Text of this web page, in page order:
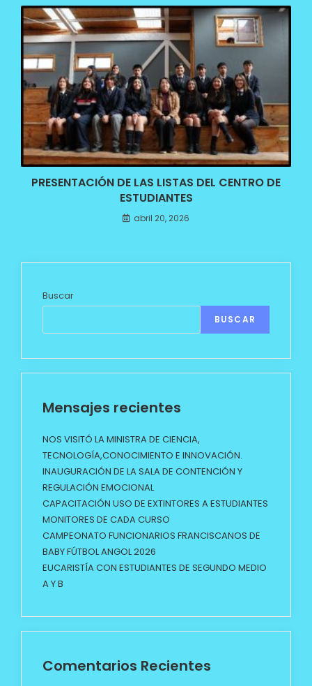
PRESENTACIÓN DE LAS LISTAS DEL CENTRO DE
ESTUDIANTES
abril 20, 2026
Buscar
BUSCAR
Mensajes recientes
NOS VISITÓ LA MINISTRA DE CIENCIA,
TECNOLOGÍA,CONOCIMIENTO E INNOVACIÓN.
INAUGURACIÓN DE LA SALA DE CONTENCIÓN Y
REGULACIÓN EMOCIONAL
CAPACITACIÓN USO DE EXTINTORES A ESTUDIANTES
MONITORES DE CADA CURSO
CAMPEONATO FUNCIONARIOS FRANCISCANOS DE
BABY FÚTBOL ANGOL 2026
EUCARISTÍA CON ESTUDIANTES DE SEGUNDO MEDIO
A Y B
Comentarios Recientes